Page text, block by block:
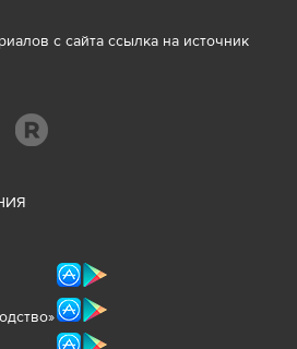
с сайта ссылка на источник
во»